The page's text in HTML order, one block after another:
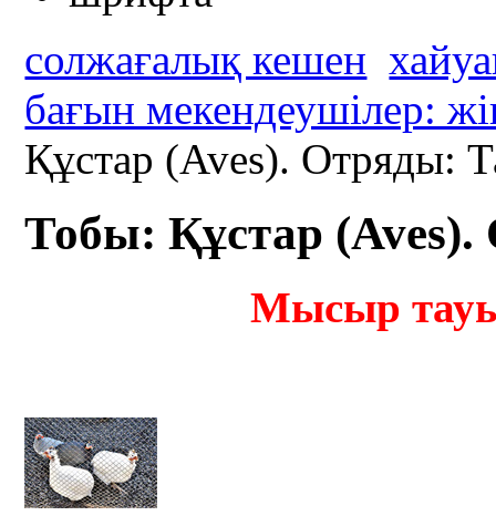
солжағалық кешен
бағын мекендеушілер:
Құстар (Aves). Отряды:
Тобы: Құстар
Мысыр